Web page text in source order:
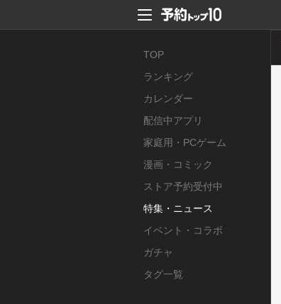
TOP
ランキング
カレンダー
配信中アプリ
家庭用・PCゲーム
漫画・コミック
ストア予約受付中
特集・ニュース
イベント・コラボ
ガチャ
タグ一覧